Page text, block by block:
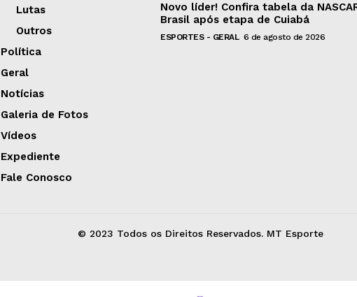
Lutas
Outros
Política
Geral
Notícias
Galeria de Fotos
Vídeos
Expediente
Fale Conosco
Novo líder! Confira tabela da
Brasil após etapa de Cuiabá
ESPORTES - GERAL 6 de agosto de 2026
© 2023 Todos os Direitos Reservados. MT Esporte